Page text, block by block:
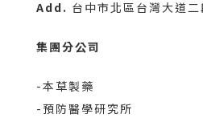
Add. 台中市北區台灣大道
集團分公司
-本草製藥
-預防醫學研究所